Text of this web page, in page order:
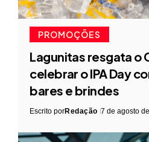
PROMOÇÕES
Lagunitas resgata o
celebrar o IPA Day
bares e brindes
Escrito porRedação 7 de agosto